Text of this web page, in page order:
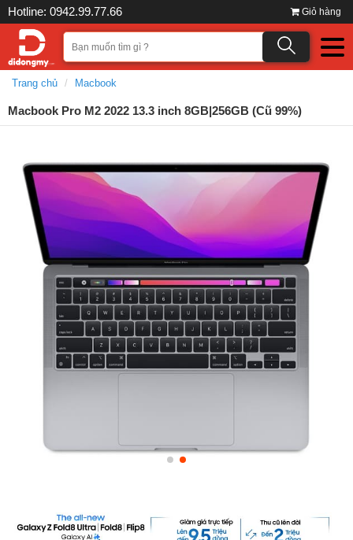
Hotline: 0942.99.77.66 Giỏ hàng
Trang chủ Macbook
Macbook Pro M2 2022 13.3 inch 8GB|256GB (Cũ 99%)